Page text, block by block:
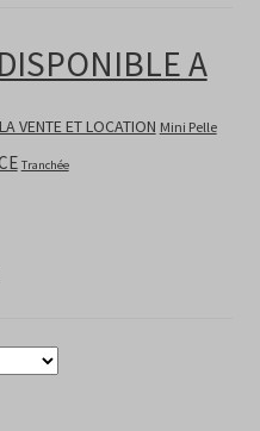
DISPONIBLE A
VENTE ET LOCATION Mini Pelle
Tranchée